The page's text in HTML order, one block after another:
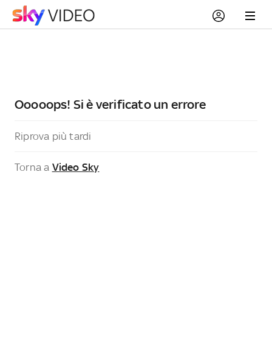
Ooooops! Si è verificato un errore
Riprova più tardi
Torna a Video Sky